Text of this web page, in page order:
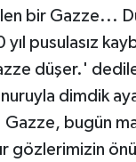
bir Gazze...
pusulasız
düşer.'
dimdik
Gazze, bugün
gözlerimizin